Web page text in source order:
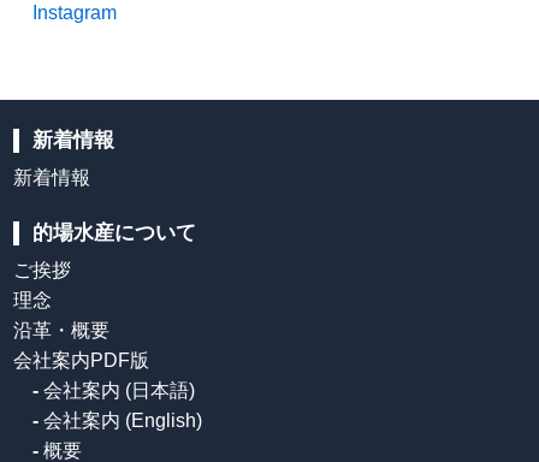
Instagram
新着情報
新着情報
的場水産について
ご挨拶
理念
沿革・概要
会社案内PDF版
- 会社案内 (日本語)
- 会社案内 (English)
- 概要